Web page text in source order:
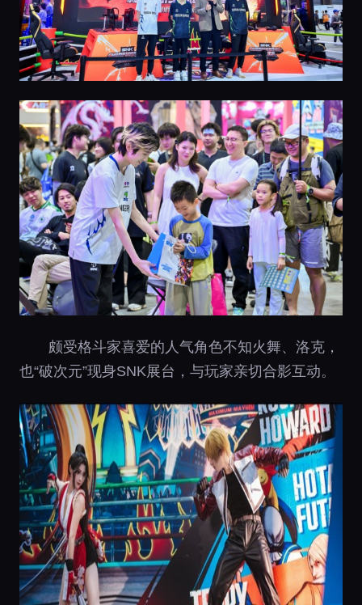
颇受格斗家喜爱的人气角色不知火舞、洛克，
也“破次元”现身SNK展台，与玩家亲切合影互动。